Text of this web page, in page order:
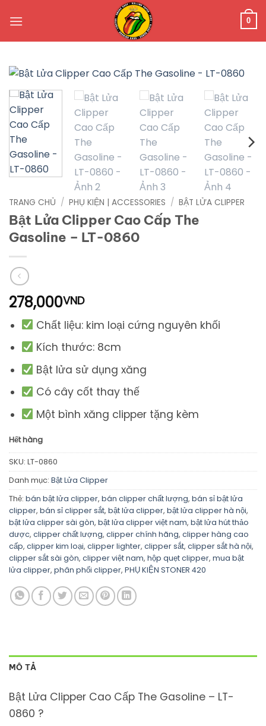
qua
0
TRANG CHỦ / PHỤ KIỆN | ACCESSORIES / BẬT LỬA CLIPPER
Bật Lửa Clipper Cao Cấp The
Gasoline – LT-0860
278,000VND
Chất liệu: kim loại cứng nguyên khối
Kích thước: 8cm
Bật lửa sử dụng xăng
Có cây cốt thay thế
Một bình xăng clipper tặng kèm
Hết hàng
SKU: LT-0860
Danh mục: Bật Lửa Clipper
Thẻ: bán bật lửa clipper, bán clipper chất lượng, bán sỉ bật lửa
clipper, bán sỉ clipper sắt, bật lửa clipper, bật lửa clipper hà nội,
bật lửa clipper sài gòn, bật lửa clipper việt nam, bật lửa hút thảo
dược, clipper chất lượng, clipper chính hãng, clipper hàng cao
cấp, clipper kim loại, clipper lighter, clipper sắt, clipper sắt hà nội,
clipper sắt sài gòn, clipper việt nam, hộp quẹt clipper, mua bật
lửa clipper, phân phối clipper, PHỤ KIỆN STONER 420
MÔ TẢ
Bật Lửa Clipper Cao Cấp The Gasoline – LT-
0860 ️?